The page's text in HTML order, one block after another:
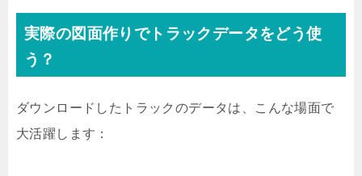
実際の図面作りでトラックデータをどう使
う？
ダウンロードしたトラックのデータは、こんな場面で
大活躍します：